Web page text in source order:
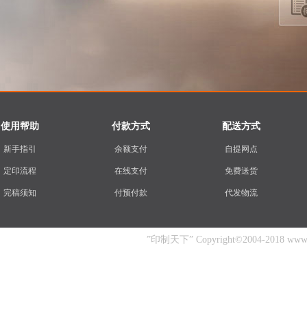
使用帮助
新手指引
定印流程
完稿须知
付款方式
余额支付
在线支付
付预付款
配送方式
自提网点
免费送货
代发物流
”印制天下” Copyright©2004-2018